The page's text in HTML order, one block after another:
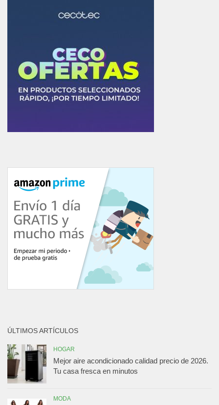
ÚLTIMOS ARTÍCULOS
HOGAR
Mejor aire acondicionado calidad precio de 2026.
Tu casa fresca en minutos
MODA